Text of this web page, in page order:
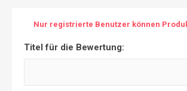
Nur registrierte Benutzer können
Titel für die Bewertung: